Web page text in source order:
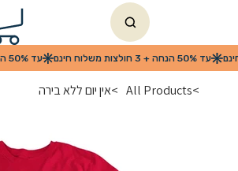
>
All Products
>אין יום ללא בירה